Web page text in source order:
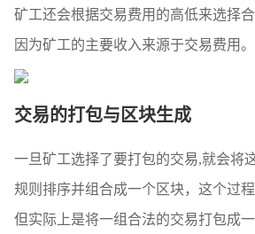
矿工还会根据交易费用的高低来选择
因为矿工的主要收入来源于交易费用。
交易的打包与区块生成
一旦矿工选择了要打包的交易,就会将
规则排序并组合成一个区块，这个过程
但实际上是将一组合法的交易打包成